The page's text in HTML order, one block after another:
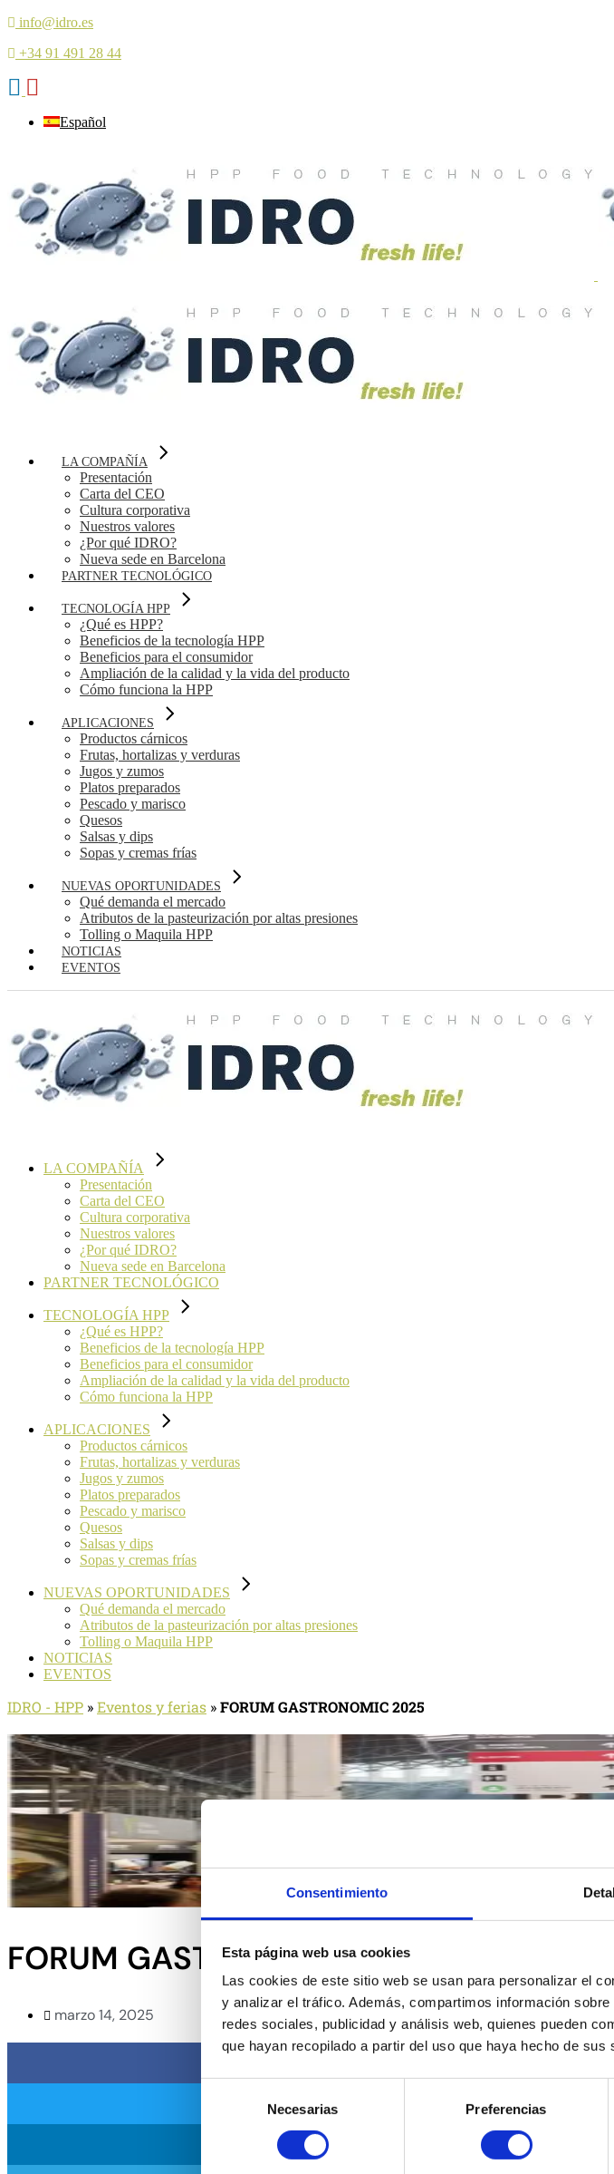
Consentimiento
Esta página web usa cookies
Las cookies de este sitio web se usan para personalizar el
y analizar el tráfico. Además, compartimos información
redes sociales, publicidad y análisis web, quienes pueden
que hayan recopilado a partir del uso que haya hecho de sus
Selección
consentimiento
Necesarias Preferencias
info@idro.es
+34 91 491 28 44
Español
LA COMPAÑÍA
Presentación
Carta del CEO
Cultura corporativa
Nuestros valores
¿Por qué IDRO?
Nueva sede en Barcelona
PARTNER TECNOLÓGICO
TECNOLOGÍA HPP
¿Qué es HPP?
Beneficios de la tecnología HPP
Beneficios para el consumidor
Ampliación de la calidad y la vida del producto
Cómo funciona la HPP
APLICACIONES
Productos cárnicos
Frutas, hortalizas y verduras
Jugos y zumos
Platos preparados
Pescado y marisco
Quesos
Salsas y dips
Sopas y cremas frías
NUEVAS OPORTUNIDADES
Qué demanda el mercado
Atributos de la pasteurización por altas presiones
Tolling o Maquila HPP
NOTICIAS
EVENTOS
LA COMPAÑÍA
Presentación
Carta del CEO
Cultura corporativa
Nuestros valores
¿Por qué IDRO?
Nueva sede en Barcelona
PARTNER TECNOLÓGICO
TECNOLOGÍA HPP
¿Qué es HPP?
Beneficios de la tecnología HPP
Beneficios para el consumidor
Ampliación de la calidad y la vida del producto
Cómo funciona la HPP
APLICACIONES
Productos cárnicos
Frutas, hortalizas y verduras
Jugos y zumos
Platos preparados
Pescado y marisco
Quesos
Salsas y dips
Sopas y cremas frías
NUEVAS OPORTUNIDADES
Qué demanda el mercado
Atributos de la pasteurización por altas presiones
Tolling o Maquila HPP
NOTICIAS
EVENTOS
IDRO - HPP »Eventos y ferias »FORUM GASTRONOMIC 2025
FORUM GASTRONOMIC 2025
marzo 14, 2025